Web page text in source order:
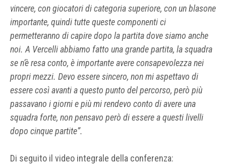
vincere, con giocatori di categoria superiore, con un blasone
importante, quindi tutte queste componenti ci
permetteranno di capire dopo la partita dove siamo anche
noi. A Vercelli abbiamo fatto una grande partita, la squadra
se n’è resa conto, è importante avere consapevolezza nei
propri mezzi. Devo essere sincero, non mi aspettavo di
essere così avanti a questo punto del percorso, però più
passavano i giorni e più mi rendevo conto di avere una
squadra forte, non pensavo però di essere a questi livelli
dopo cinque partite”.
Di seguito il video integrale della conferenza: